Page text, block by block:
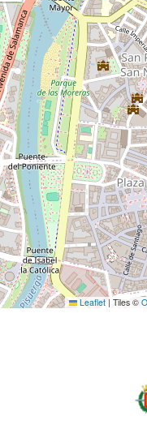
Leaflet | Tiles ©